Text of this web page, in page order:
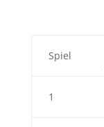
Spiel
1